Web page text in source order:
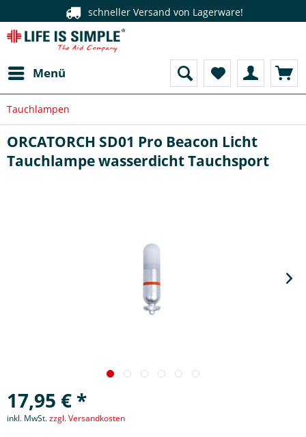
schneller Versand von Lagerware!
Menü
Tauchlampen
ORCATORCH SD01 Pro Beacon Licht
Tauchlampe wasserdicht Tauchsport
17,95 € *
inkl. MwSt.zzgl. Versandkosten